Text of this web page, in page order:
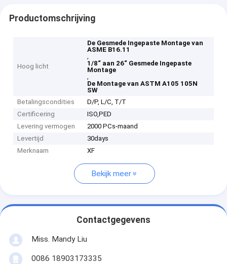
Productomschrijving
Hoog licht
De Gesmede Ingepaste Montage van
ASME B16.11
,
1/8“ aan 26“ Gesmede Ingepaste
Montage
,
De Montage van ASTM A105 105N
SW
Betalingscondities
D/P, L/C, T/T
Certificering
ISO,PED
Levering vermogen
2000 PCs-maand
Levertijd
30days
Merknaam
XF
Bekijk meer
Contactgegevens
Miss. Mandy Liu
0086 18903173335